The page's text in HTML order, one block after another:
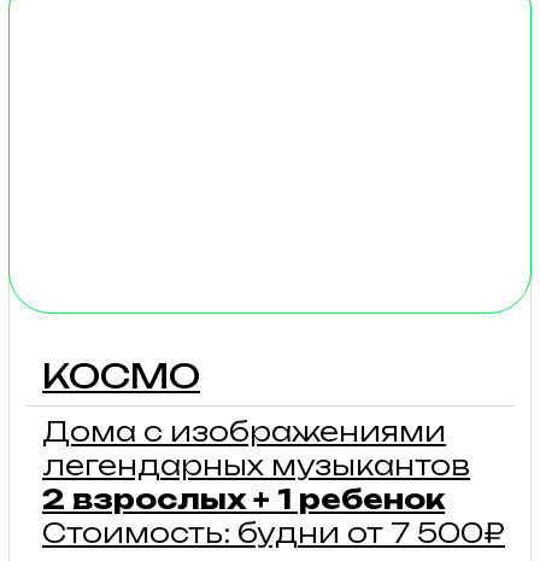
детям, а с террасы
на Музыкальную долину.
подробнее